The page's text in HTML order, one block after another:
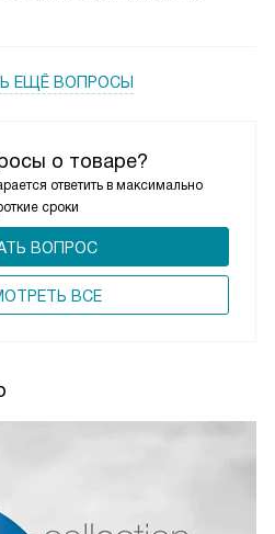
о товаре?
ответить в максимально
сроки
ВОПРОС
ВСЕ
ЕЩЁ ВОПРОСЫ